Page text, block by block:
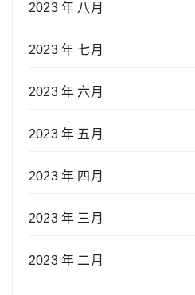
2023 年 八月
2023 年 七月
2023 年 六月
2023 年 五月
2023 年 四月
2023 年 三月
2023 年 二月